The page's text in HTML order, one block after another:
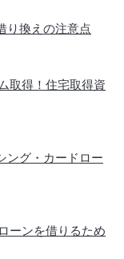
されました。詳し
登録されました。
が登録されまし
り換えの注意点
取得！住宅取得資
ング・カードロー
ーンを借りるため